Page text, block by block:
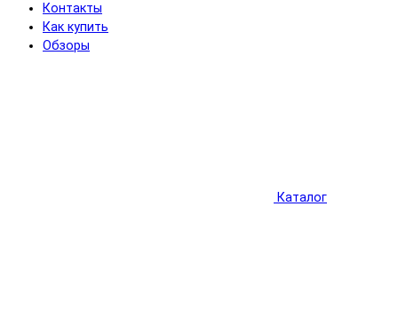
Контакты
Как купить
Обзоры
Каталог